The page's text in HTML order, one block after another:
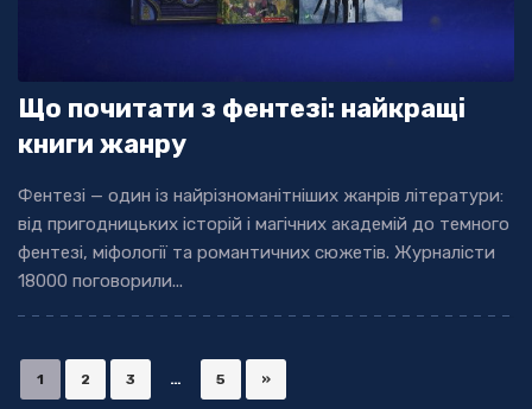
Що почитати з фентезі: найкращі
книги жанру
Фентезі — один із найрізноманітніших жанрів літератури:
від пригодницьких історій і магічних академій до темного
фентезі, міфології та романтичних сюжетів. Журналісти
18000 поговорили...
1 2 3 … 5 »